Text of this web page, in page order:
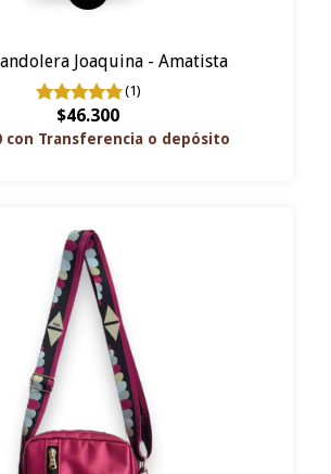
Joaquina - Amatista
(1)
$46.300
con Transferencia o depósito